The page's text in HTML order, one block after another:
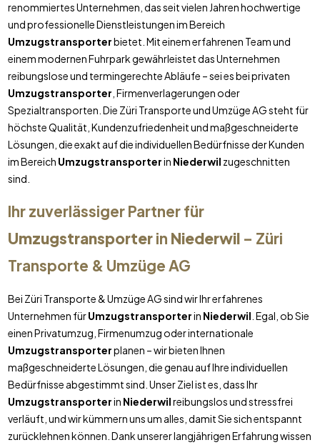
renommiertes Unternehmen, das seit vielen Jahren hochwertige
und professionelle Dienstleistungen im Bereich
Umzugstransporterbietet. Mit einem erfahrenen Team und
einem modernen Fuhrpark gewährleistet das Unternehmen
reibungslose und termingerechte Abläufe – sei es bei privaten
Umzugstransporter , Firmenverlagerungen oder
Spezialtransporten. Die Züri Transporte und Umzüge AG steht für
höchste Qualität, Kundenzufriedenheit und maßgeschneiderte
Lösungen, die exakt auf die individuellen Bedürfnisse der Kunden
im Bereich Umzugstransporterin Niederwil zugeschnitten
sind.
Ihr zuverlässiger Partner für
Umzugstransporterin Niederwil– Züri
Transporte & Umzüge AG
Bei Züri Transporte & Umzüge AG sind wir Ihr erfahrenes
Unternehmen fürUmzugstransporterin Niederwil . Egal, ob Sie
einen Privatumzug, Firmenumzug oder internationale
Umzugstransporterplanen – wir bieten Ihnen
maßgeschneiderte Lösungen, die genau auf Ihre individuellen
Bedürfnisse abgestimmt sind. Unser Ziel ist es, dass Ihr
Umzugstransporterin Niederwilreibungslos und stressfrei
verläuft, und wir kümmern uns um alles, damit Sie sich entspannt
zurücklehnen können. Dank unserer langjährigen Erfahrung wissen